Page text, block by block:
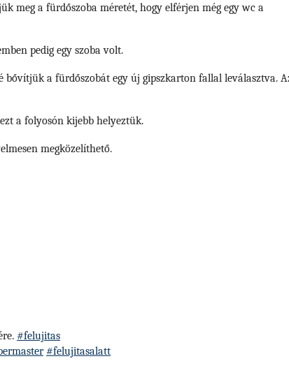
meg a fürdőszoba méretét, hogy elférjen még egy wc a
pedig egy szoba volt.
a fürdőszobát egy új gipszkarton fallal leválasztva.
a folyosón kijebb helyeztük.
megközelíthető.
#felujitas
#felujitasalatt